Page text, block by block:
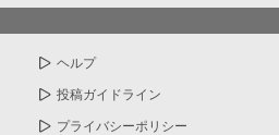
ヘルプ
投稿ガイドライン
プライバシーポリシー